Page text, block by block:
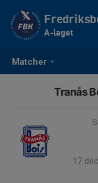
Matcher
A-laget
Tranås
17